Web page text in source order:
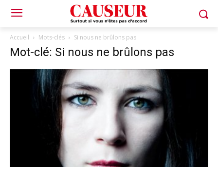
Accueil Mots-clés Si nous ne brûlons pas
Mot-clé: Si nous ne brûlons pas